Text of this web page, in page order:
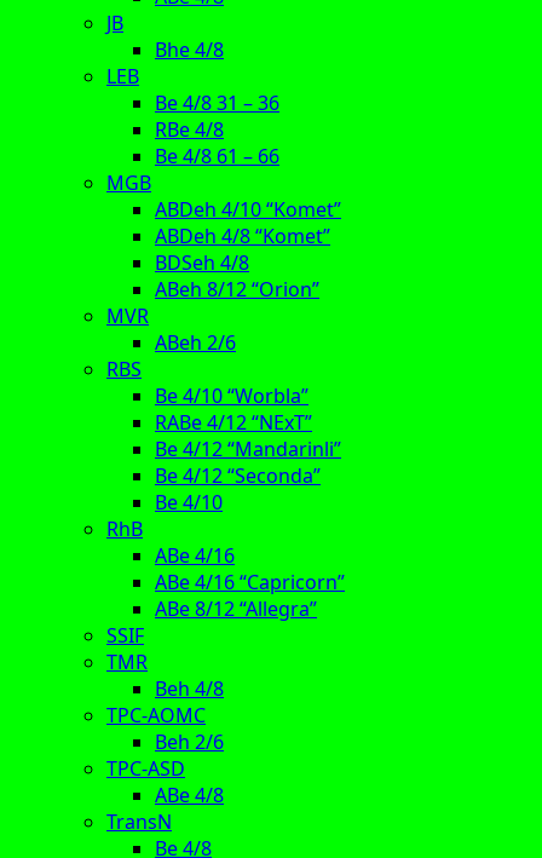
JB
Bhe 4/8
LEB
Be 4/8 31 – 36
RBe 4/8
Be 4/8 61 – 66
MGB
ABDeh 4/10 “Komet”
ABDeh 4/8 “Komet”
BDSeh 4/8
ABeh 8/12 “Orion”
MVR
ABeh 2/6
RBS
Be 4/10 “Worbla”
RABe 4/12 “NExT”
Be 4/12 “Mandarinli”
Be 4/12 “Seconda”
Be 4/10
RhB
ABe 4/16
ABe 4/16 “Capricorn”
ABe 8/12 “Allegra”
SSIF
TMR
Beh 4/8
TPC-AOMC
Beh 2/6
TPC-ASD
ABe 4/8
TransN
Be 4/8